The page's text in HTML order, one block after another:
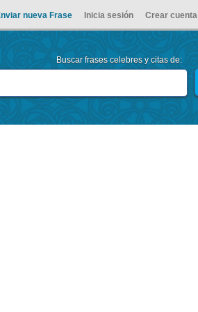
nueva Frase Inicia sesión Crear cuenta
Buscar frases celebres y citas de: